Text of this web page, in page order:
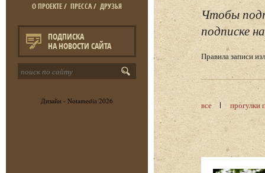
О ПРОЕКТЕ/ ПРЕССА/ ДРУЗЬЯ
ПОДПИСКА
НА НОВОСТИ САЙТА
Дизайн - Notamedia 2026
Чтобы
подписке
Правила записи
все прогулки